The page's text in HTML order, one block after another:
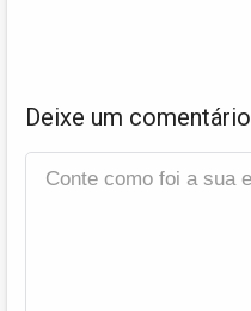
Deixe um comentário